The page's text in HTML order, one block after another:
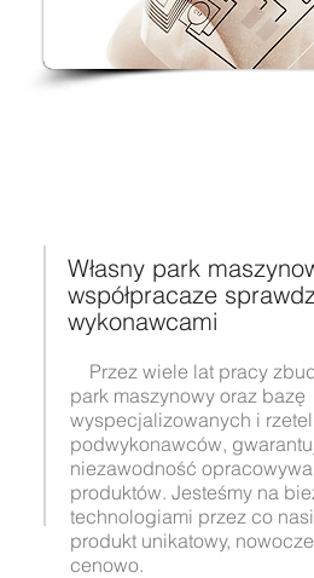
Własny park
współpracaze
wykonawcami
Przez wiele lat pracy
park maszynowy oraz bazę
wyspecjalizowanych i
podwykonawców,
niezawodność
produktów. Jesteśmy na
technologiami przez co
produkt unikatowy,
cenowo.